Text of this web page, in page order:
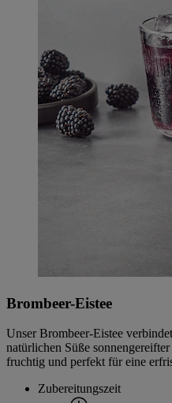
Brombeer-Eistee
Unser Brombeer-Eistee
natürlichen Süße
fruchtig und perfekt für eine
Zubereitungszeit